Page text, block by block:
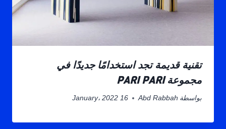
تقنية قديمة تجد استخدامًا جديدًا في
مجموعة PARI PARI
بواسطة Abd Rabbah 16 January، 2022